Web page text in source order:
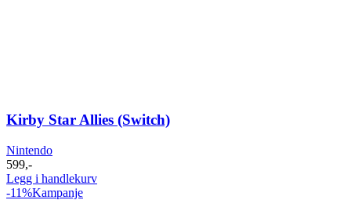
Kirby Star Allies (Switch)
Nintendo
599,-
Legg i handlekurv
-11%Kampanje